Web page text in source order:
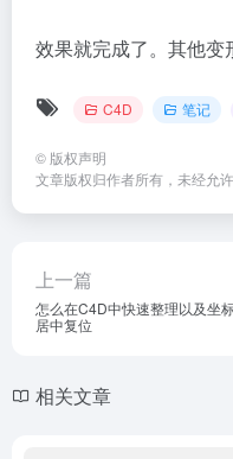
效果就完成了。其他
C4D 笔记
© 版权声明
文章版权归作者所有，未经允
上一篇
怎么在C4D中快速整理以及坐
居中复位
相关文章